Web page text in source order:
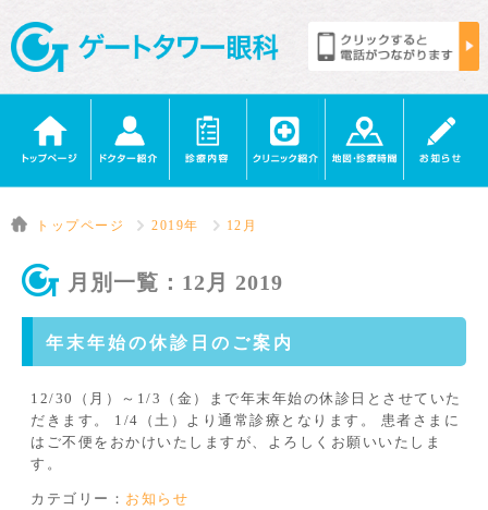
トップページ 2019年 12月
月別一覧：12月 2019
年末年始の休診日のご案内
12/30（月）～1/3（金）まで年末年始の休診日とさせていた
だきます。 1/4（土）より通常診療となります。 患者さまに
はご不便をおかけいたしますが、よろしくお願いいたしま
す。
カテゴリー： お知らせ